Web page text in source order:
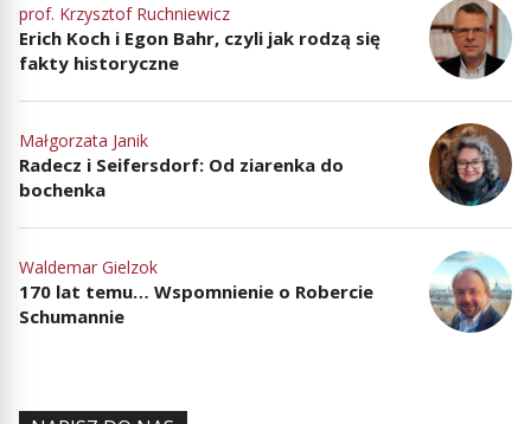
prof. Krzysztof Ruchniewicz
Erich Koch i Egon Bahr, czyli jak rodzą się
fakty historyczne
Małgorzata Janik
Radecz i Seifersdorf: Od ziarenka do
bochenka
Waldemar Gielzok
170 lat temu… Wspomnienie o Robercie
Schumannie